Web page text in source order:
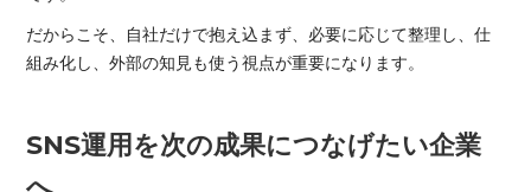
だからこそ、自社だけで抱え込まず、必要に応じて整理し、仕
組み化し、外部の知見も使う視点が重要になります。
SNS運用を次の成果につなげたい企業